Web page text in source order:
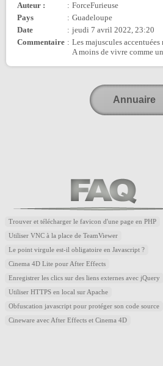
Auteur : : ForceFurieuse
Pays
: Guadeloupe
Date
: jeudi 7 avril 2022, 23:20
Commentaire : Les majuscules
A moins de vivre comme
Annuaire
Trouver et télécharger le favicon d'une page en PHP
Utiliser VNC à la place de TeamViewer
Le point virgule est-il obligatoire en Javascript ?
Cinema 4D Lite pour After Effects
Enregistrer les clics sur des liens externes avec jQuery
Utiliser HTTPS en local sur Apache
Obfuscation javascript pour protéger son code source
Cineware avec After Effects et Cinema 4D